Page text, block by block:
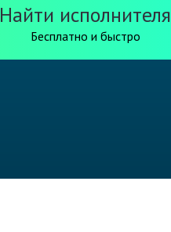
Найти исполнителя
Бесплатно и быстро